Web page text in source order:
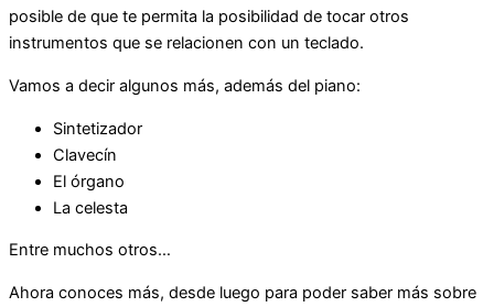
posible de que te permita la posibilidad de tocar otros
instrumentos que se relacionen con un teclado.
Vamos a decir algunos más, además del piano:
Sintetizador
Clavecín
El órgano
La celesta
Entre muchos otros…
Ahora conoces más, desde luego para poder saber más sobre